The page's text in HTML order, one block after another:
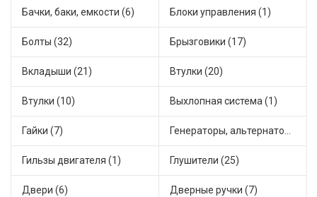
Бачки, баки, емкости (6) Блоки управления (1)
Болты (32) Брызговики (17)
Вкладыши (21) Втулки (20)
Втулки (10) Выхлопная система (1)
Гайки (7) Генераторы, альтернаторы и комплектующие (45)
Гильзы двигателя (1) Глушители (25)
Двери (6) Дверные ручки (7)